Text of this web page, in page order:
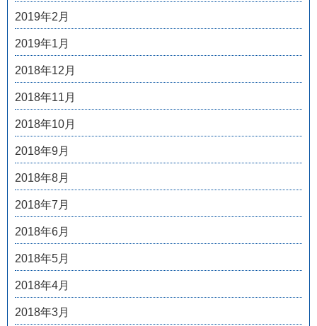
2019年2月
2019年1月
2018年12月
2018年11月
2018年10月
2018年9月
2018年8月
2018年7月
2018年6月
2018年5月
2018年4月
2018年3月